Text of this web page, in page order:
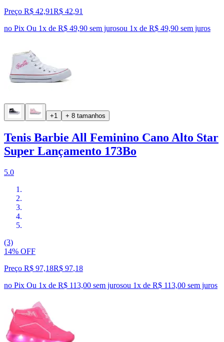
Preço R$ 42,91R$ 42,91
no Pix Ou 1x de R$ 49,90 sem jurosou 1x de R$ 49,90 sem juros
+1 + 8 tamanhos
Tenis Barbie All Feminino Cano Alto Star
Super Lançamento 173Bo
5.0
(3)
14% OFF
Preço R$ 97,18R$ 97,18
no Pix Ou 1x de R$ 113,00 sem jurosou 1x de R$ 113,00 sem juros